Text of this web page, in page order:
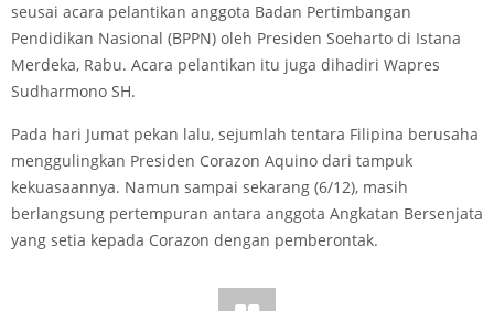
seusai acara pelantikan anggota Badan Pertimbangan
Pendidikan Nasional (BPPN) oleh Presiden Soeharto di Istana
Merdeka, Rabu. Acara pelantikan itu juga dihadiri Wapres
Sudharmono SH.
Pada hari Jumat pekan lalu, sejumlah tentara Filipina berusaha
menggulingkan Presiden Corazon Aquino dari tampuk
kekuasaannya. Namun sampai sekarang (6/12), masih
berlangsung pertempuran antara anggota Angkatan Bersenjata
yang setia kepada Corazon dengan pemberontak.